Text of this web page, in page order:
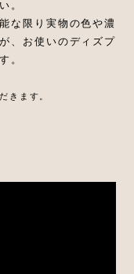
。
な限り実物の色や濃
、お使いのディズプ
。
きます。